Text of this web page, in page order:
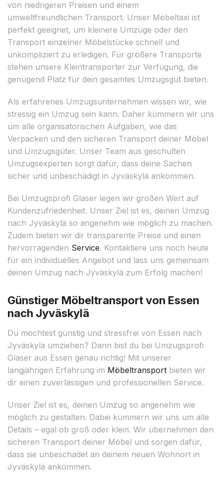
von niedrigeren Preisen und einem
umweltfreundlichen Transport. Unser Möbeltaxi ist
perfekt geeignet, um kleinere Umzüge oder den
Transport einzelner Möbelstücke schnell und
unkompliziert zu erledigen. Für größere Transporte
stehen unsere Kleintransporter zur Verfügung, die
genügend Platz für dein gesamtes Umzugsgut bieten.
Als erfahrenes Umzugsunternehmen wissen wir, wie
stressig ein Umzug sein kann. Daher kümmern wir uns
um alle organisatorischen Aufgaben, wie das
Verpacken und den sicheren Transport deiner Möbel
und Umzugsgüter. Unser Team aus geschulten
Umzugsexperten sorgt dafür, dass deine Sachen
sicher und unbeschädigt in Jyväskylä ankommen.
Bei Umzugsprofi Glaser legen wir großen Wert auf
Kundenzufriedenheit. Unser Ziel ist es, deinen Umzug
nach Jyväskylä so angenehm wie möglich zu machen.
Zudem bieten wir dir transparente Preise und einen
hervorragenden Service. Kontaktiere uns noch heute
für ein individuelles Angebot und lass uns gemeinsam
deinen Umzug nach Jyväskylä zum Erfolg machen!
Günstiger Möbeltransport von Essen
nach Jyväskylä
Du möchtest günstig und stressfrei von Essen nach
Jyväskylä umziehen? Dann bist du bei Umzugsprofi
Glaser aus Essen genau richtig! Mit unserer
langjährigen Erfahrung im Möbeltransport bieten wir
dir einen zuverlässigen und professionellen Service.
Unser Ziel ist es, deinen Umzug so angenehm wie
möglich zu gestalten. Dabei kümmern wir uns um alle
Details – egal ob groß oder klein. Wir übernehmen den
sicheren Transport deiner Möbel und sorgen dafür,
dass sie unbeschadet an deinem neuen Wohnort in
Jyväskylä ankommen.